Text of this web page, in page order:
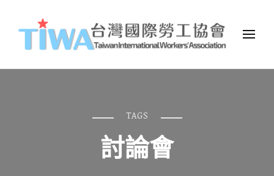
TIWA台灣國際勞工協會
台灣國際勞工協會（Taiwan International Workers
Association，簡稱TIWA），是全台第一個以國際移工為服務對象的
TAGS
討論會